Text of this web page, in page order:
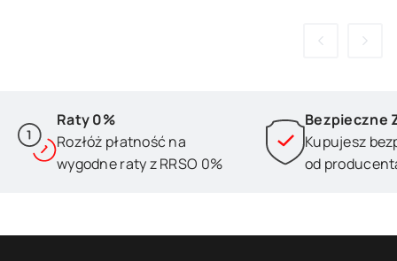
Raty 0%
Rozłóż płatność na
wygodne raty z RRSO 0%
Bezpieczne
Kupujesz
od